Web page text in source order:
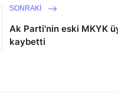
SONRAKI
Ak Parti'nin eski MKYK
kaybetti